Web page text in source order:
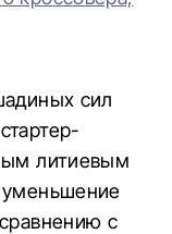
сил
литиевым
уменьшение
с